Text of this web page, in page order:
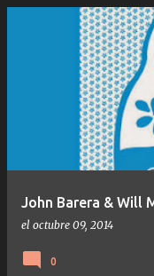
John Barera & Will
el octubre 09, 2014
0